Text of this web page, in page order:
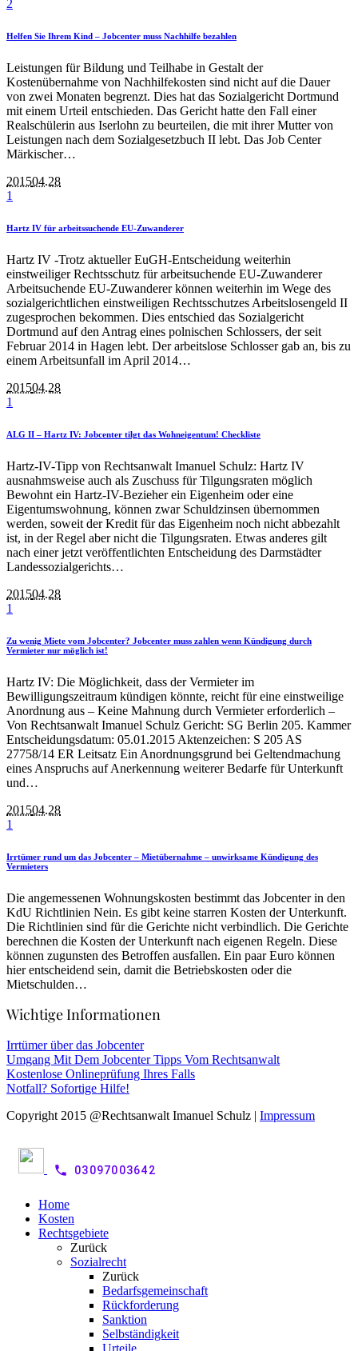
2
Helfen Sie Ihrem Kind – Jobcenter muss Nachhilfe bezahlen
Leistungen für Bildung und Teilhabe in Gestalt der
Kostenübernahme von Nachhilfekosten sind nicht auf die Dauer
von zwei Monaten begrenzt. Dies hat das Sozialgericht Dortmund
mit einem Urteil entschieden. Das Gericht hatte den Fall einer
Realschülerin aus Iserlohn zu beurteilen, die mit ihrer Mutter von
Leistungen nach dem Sozialgesetzbuch II lebt. Das Job Center
Märkischer…
201504.28
1
Hartz IV für arbeitssuchende EU-Zuwanderer
Hartz IV -Trotz aktueller EuGH-Entscheidung weiterhin
einstweiliger Rechtsschutz für arbeitsuchende EU-Zuwanderer
Arbeitsuchende EU-Zuwanderer können weiterhin im Wege des
sozialgerichtlichen einstweiligen Rechtsschutzes Arbeitslosengeld II
zugesprochen bekommen. Dies entschied das Sozialgericht
Dortmund auf den Antrag eines polnischen Schlossers, der seit
Februar 2014 in Hagen lebt. Der arbeitslose Schlosser gab an, bis zu
einem Arbeitsunfall im April 2014…
201504.28
1
ALG II – Hartz IV: Jobcenter tilgt das Wohneigentum! Checkliste
Hartz-IV-Tipp von Rechtsanwalt Imanuel Schulz: Hartz IV
ausnahmsweise auch als Zuschuss für Tilgungsraten möglich
Bewohnt ein Hartz-IV-Bezieher ein Eigenheim oder eine
Eigentumswohnung, können zwar Schuldzinsen übernommen
werden, soweit der Kredit für das Eigenheim noch nicht abbezahlt
ist, in der Regel aber nicht die Tilgungsraten. Etwas anderes gilt
nach einer jetzt veröffentlichten Entscheidung des Darmstädter
Landessozialgerichts…
201504.28
1
Zu wenig Miete vom Jobcenter? Jobcenter muss zahlen wenn Kündigung durch
Vermieter nur möglich ist!
Hartz IV: Die Möglichkeit, dass der Vermieter im
Bewilligungszeitraum kündigen könnte, reicht für eine einstweilige
Anordnung aus – Keine Mahnung durch Vermieter erforderlich –
Von Rechtsanwalt Imanuel Schulz Gericht: SG Berlin 205. Kammer
Entscheidungsdatum: 05.01.2015 Aktenzeichen: S 205 AS
27758/14 ER Leitsatz Ein Anordnungsgrund bei Geltendmachung
eines Anspruchs auf Anerkennung weiterer Bedarfe für Unterkunft
und…
201504.28
1
Irrtümer rund um das Jobcenter – Mietübernahme – unwirksame Kündigung des
Vermieters
Die angemessenen Wohnungskosten bestimmt das Jobcenter in den
KdU Richtlinien Nein. Es gibt keine starren Kosten der Unterkunft.
Die Richtlinien sind für die Gerichte nicht verbindlich. Die Gerichte
berechnen die Kosten der Unterkunft nach eigenen Regeln. Diese
können zugunsten des Betroffen ausfallen. Ein paar Euro können
hier entscheidend sein, damit die Betriebskosten oder die
Mietschulden…
Wichtige Informationen
Irrtümer über das Jobcenter
Umgang Mit Dem Jobcenter Tipps Vom Rechtsanwalt
Kostenlose Onlineprüfung Ihres Falls
Notfall? Sofortige Hilfe!
Copyright 2015 @Rechtsanwalt Imanuel Schulz | Impressum
phone 03097003642
Home
Kosten
Rechtsgebiete
Zurück
Sozialrecht
Zurück
Bedarfsgemeinschaft
Rückforderung
Sanktion
Selbständigkeit